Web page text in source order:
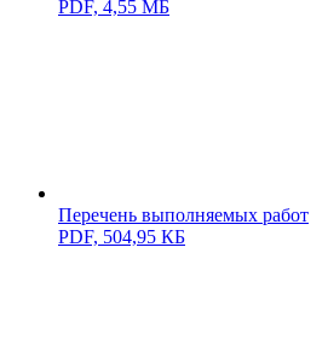
PDF, 4,55 МБ
Перечень выполняемых работ
PDF, 504,95 КБ